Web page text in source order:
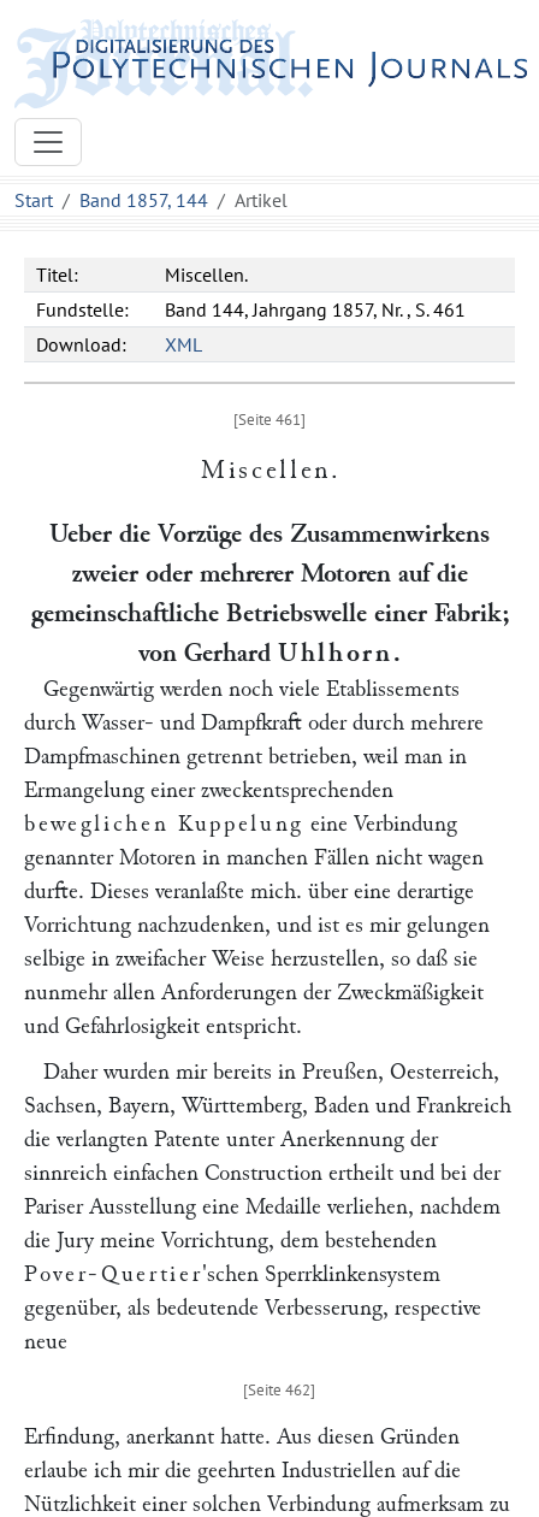
Start Band 1857, 144 Artikel
Titel:
Miscellen.
Fundstelle:
Band 144, Jahrgang 1857, Nr. , S. 461
Download:
XML
Miscellen .
Ueber die Vorzüge des Zusammenwirkens
zweier oder mehrerer Motoren auf die
gemeinschaftliche Betriebswelle einer Fabrik;
von GerhardUhlhorn .
Gegenwärtig werden noch viele Etablissements
durch Wasser- und Dampfkraft oder durch mehrere
Dampfmaschinen getrennt betrieben, weil man in
Ermangelung einer zweckentsprechenden
beweglichen Kuppelung eine Verbindung
genannter Motoren in manchen Fällen nicht wagen
durfte. Dieses veranlaßte mich. über eine derartige
Vorrichtung nachzudenken, und ist es mir gelungen
selbige in zweifacher Weise herzustellen, so daß sie
nunmehr allen Anforderungen der Zweckmäßigkeit
und Gefahrlosigkeit entspricht.
Daher wurden mir bereits in Preußen, Oesterreich,
Sachsen, Bayern, Württemberg, Baden und Frankreich
die verlangten Patente unter Anerkennung der
sinnreich einfachen Construction ertheilt und bei der
Pariser Ausstellung eine Medaille verliehen, nachdem
die Jury meine Vorrichtung, dem bestehenden
Pover-Quertier'schen Sperrklinkensystem
gegenüber, als bedeutende Verbesserung, respective
neue
Erfindung, anerkannt hatte. Aus diesen Gründen
erlaube ich mir die geehrten Industriellen auf die
Nützlichkeit einer solchen Verbindung aufmerksam zu